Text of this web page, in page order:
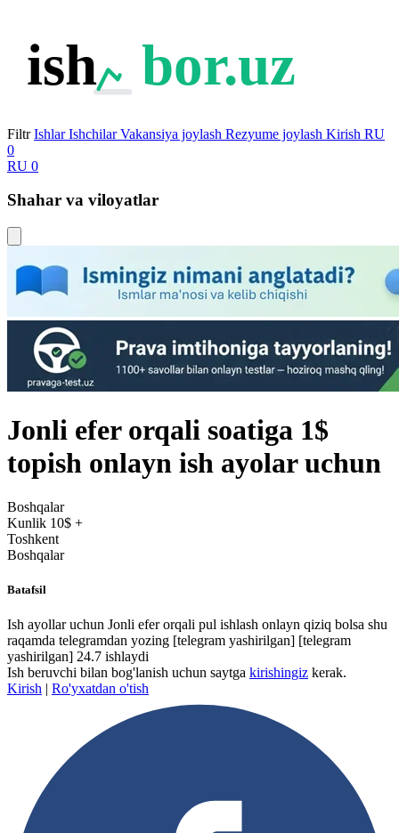
ish bor.uz
Filtr Ishlar Ishchilar Vakansiya joylash Rezyume joylash Kirish RU
0
RU 0
Shahar va viloyatlar
Jonli efer orqali soatiga 1$
topish onlayn ish ayolar uchun
Boshqalar
Kunlik 10$ +
Toshkent
Boshqalar
Batafsil
Ish ayollar uchun Jonli efer orqali pul ishlash onlayn qiziq bolsa shu
raqamda telegramdan yozing [telegram yashirilgan] [telegram
yashirilgan] 24.7 ishlaydi
Ish beruvchi bilan bog'lanish uchun saytga kirishingiz kerak.
Kirish | Ro'yxatdan o'tish